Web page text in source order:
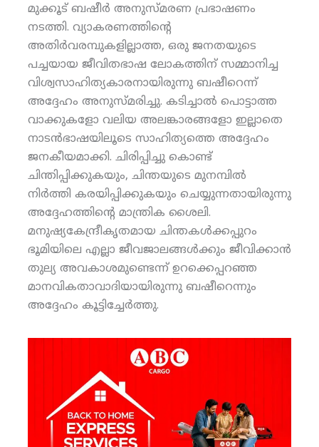
മുക്കൂട് ബഷീര്‍ അനുസ്മരണ പ്രഭാഷണം
നടത്തി. വ്യാകരണത്തിന്റെ
അതിര്‍വരമ്പുകളില്ലാത്ത, ഒരു ജനതയുടെ
പച്ചയായ ജീവിതഭാഷ ലോകത്തിന് സമ്മാനിച്ച
വിശ്വസാഹിത്യകാരനായിരുന്നു ബഷീറെന്ന്
അദ്ദേഹം അനുസ്മരിച്ചു. കടിച്ചാല്‍ പൊട്ടാത്ത
വാക്കുകളോ വലിയ അലങ്കാരങ്ങളോ ഇല്ലാതെ
നാടന്‍ഭാഷയിലൂടെ സാഹിത്യത്തെ അദ്ദേഹം
ജനകീയമാക്കി. ചിരിപ്പിച്ചു കൊണ്ട്
ചിന്തിപ്പിക്കുകയും, ചിന്തയുടെ മുനമ്പില്‍
നിര്‍ത്തി കരയിപ്പിക്കുകയും ചെയ്യുന്നതായിരുന്നു
അദ്ദേഹത്തിന്റെ മാന്ത്രിക ശൈലി.
മനുഷ്യകേന്ദ്രീകൃതമായ ചിന്തകള്‍ക്കപ്പുറം
ഭൂമിയിലെ എല്ലാ ജീവജാലങ്ങള്‍ക്കും ജീവിക്കാന്‍
തുല്യ അവകാശമുണ്ടെന്ന് ഉറക്കെപ്പറഞ്ഞ
മാനവികതാവാദിയായിരുന്നു ബഷീറെന്നും
അദ്ദേഹം കൂട്ടിച്ചേര്‍ത്തു.